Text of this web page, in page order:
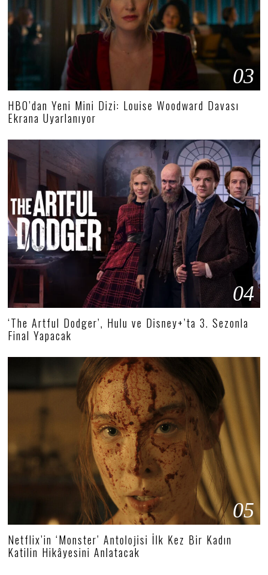
03
HBO’dan Yeni Mini Dizi: Louise Woodward Davası
Ekrana Uyarlanıyor
04
‘The Artful Dodger’, Hulu ve Disney+’ta 3. Sezonla
Final Yapacak
05
Netflix’in ‘Monster’ Antolojisi İlk Kez Bir Kadın
Katilin Hikâyesini Anlatacak